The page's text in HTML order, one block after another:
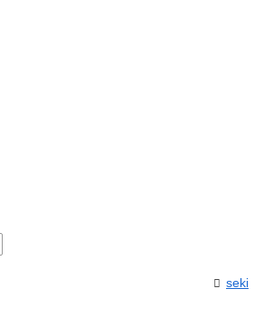
seki